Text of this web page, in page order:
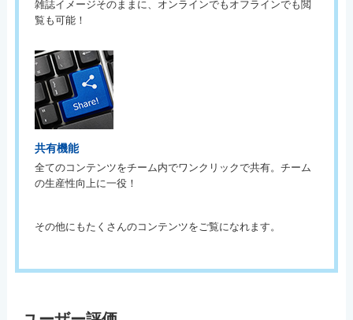
雑誌イメージそのままに、オンラインでもオフラインでも閲
覧も可能！
共有機能
全てのコンテンツをチーム内でワンクリックで共有。チーム
の生産性向上に一役！
その他にもたくさんのコンテンツをご覧になれます。